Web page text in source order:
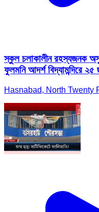
স্কুল চলাকালীন রহস্যজনক
ফুলমনি আদর্শ বিদ্যামন্দিরে ২৫
Hasnabad, North Twenty